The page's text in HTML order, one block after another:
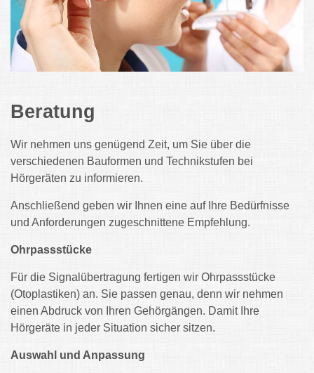
Beratung
Wir nehmen uns genügend Zeit, um Sie über die
verschiedenen Bauformen und Technikstufen bei
Hörgeräten zu informieren.
Anschließend geben wir Ihnen eine auf Ihre Bedürfnisse
und Anforderungen zugeschnittene Empfehlung.
Ohrpassstücke
Für die Signalübertragung fertigen wir Ohrpassstücke
(Otoplastiken) an. Sie passen genau, denn wir nehmen
einen Abdruck von Ihren Gehörgängen. Damit Ihre
Hörgeräte in jeder Situation sicher sitzen.
Auswahl und Anpassung